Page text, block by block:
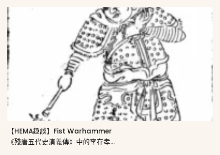
【HEMA趣談】Fist Warhammer
《殘唐五代史演義傳》中的李存孝...